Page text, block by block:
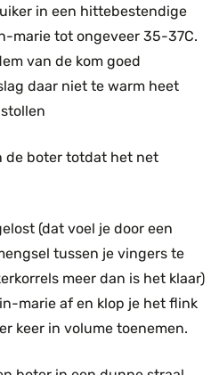
in een hittebestendige
marie tot ongeveer 35-37C.
van de kom goed
daar niet te warm heet
de boter totdat het net
(dat voel je door een
tussen je vingers te
meer dan is het klaar)
marie af en klop je het flink
keer in volume toenemen.